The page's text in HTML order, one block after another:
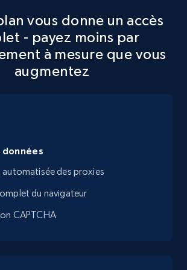
full information
Country, Name, Category,
Business details, and
full information - discover
Country, Name, Category,
Business details, and
vous donne un accès
- payez moins par
à mesure que vous
augmentez
des proxies
du navigateur
CAPTCHA